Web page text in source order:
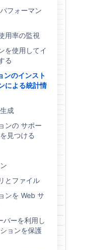
フォーマン
用率の監視
を使用してイ
る
ンのインスト
による統計情
成
ンの サポー
見つける
とファイル
ンを Web サ
バーを利用し
ョンを保護